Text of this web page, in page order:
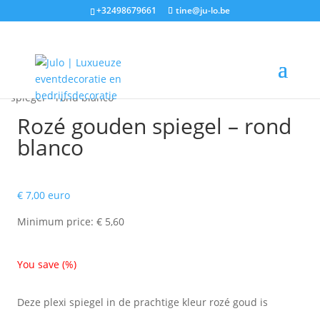
+32498679661 tine@ju-lo.be
Home/Materiaal/Plexi
/ Rozé gouden
spiegel – rond blanco
Rozé gouden spiegel – rond
blanco
€7,00 euro
Minimum price: €5,60
You save (%)
Deze plexi spiegel in de prachtige kleur rozé goud is